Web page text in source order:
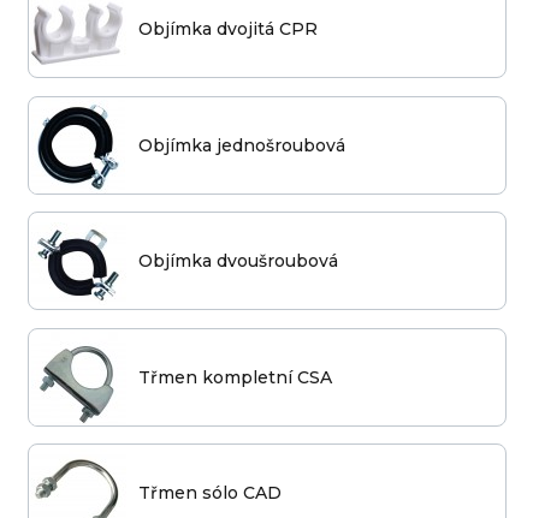
Objímka dvojitá CPR
Objímka jednošroubová
Objímka dvoušroubová
Třmen kompletní CSA
Třmen sólo CAD